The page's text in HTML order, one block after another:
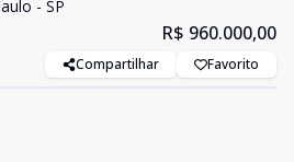
- SP
R$ 960.000,00
Compartilhar Favorito